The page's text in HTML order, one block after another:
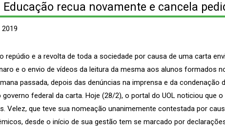
recua novamente e cancela
repúdio e a revolta de toda a sociedade por causa de uma carta
e o envio de vídeos da leitura da mesma aos alunos formados
passada, depois das denúncias na imprensa e da
federal da carta. Hoje (28/2), o portal do UOL noticiou que
Velez, que teve sua nomeação unanimemente contestada por
desde o início de sua gestão tem se marcado por